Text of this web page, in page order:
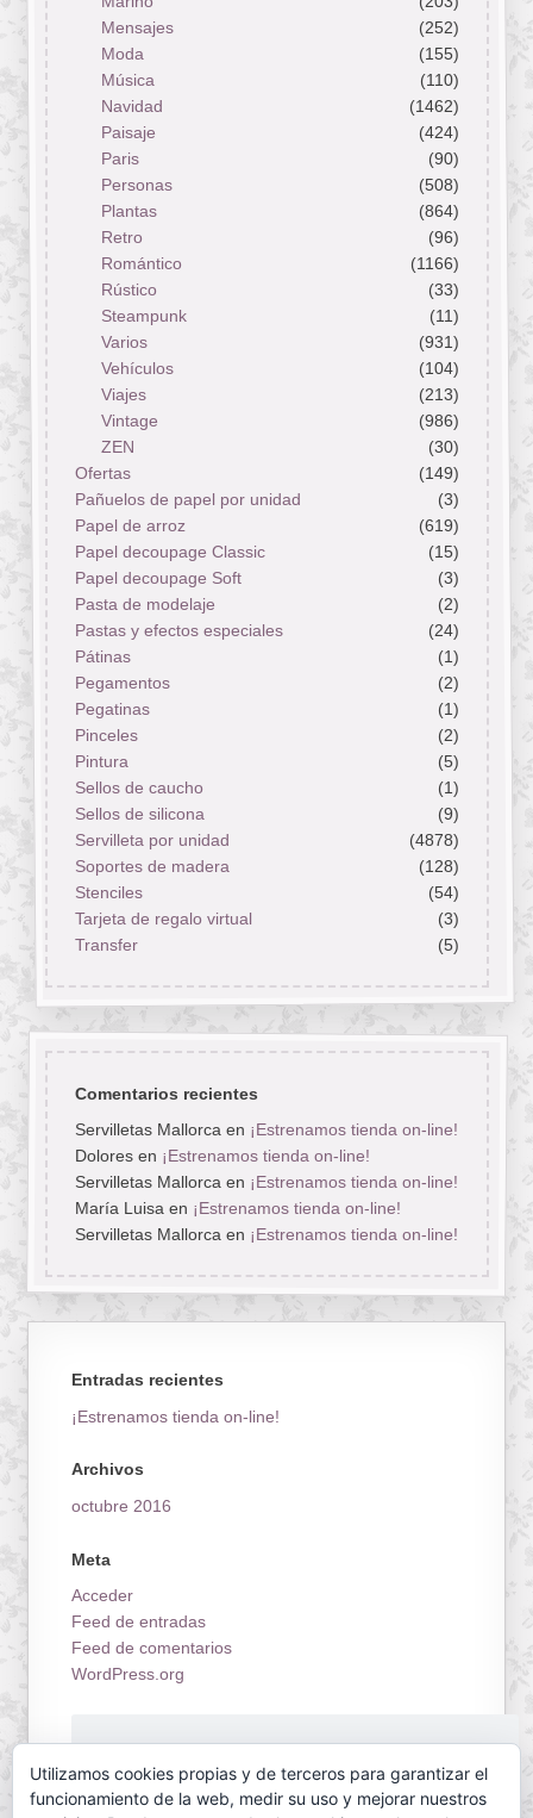
Mensajes
(252)
Moda
(155)
Música
(110)
Navidad
(1462)
Paisaje
(424)
Paris
(90)
Personas
(508)
Plantas
(864)
Retro
(96)
Romántico
(1166)
Rústico
(33)
Steampunk
(11)
Varios
(931)
Vehículos
(104)
Viajes
(213)
Vintage
(986)
ZEN
(30)
Ofertas
(149)
Pañuelos de papel por unidad
(3)
Papel de arroz
(619)
Papel decoupage Classic
(15)
Papel decoupage Soft
(3)
Pasta de modelaje
(2)
Pastas y efectos especiales
(24)
Pátinas
(1)
Pegamentos
(2)
Pegatinas
(1)
Pinceles
(2)
Pintura
(5)
Sellos de caucho
(1)
Sellos de silicona
(9)
Servilleta por unidad
(4878)
Soportes de madera
(128)
Stenciles
(54)
Tarjeta de regalo virtual
(3)
Transfer
(5)
Comentarios recientes
Servilletas Mallorcaen ¡Estrenamos tienda on-line!
Doloresen ¡Estrenamos tienda on-line!
Servilletas Mallorcaen ¡Estrenamos tienda on-line!
María Luisaen ¡Estrenamos tienda on-line!
Servilletas Mallorcaen ¡Estrenamos tienda on-line!
Entradas recientes
¡Estrenamos tienda on-line!
Archivos
octubre 2016
Meta
Acceder
Feed de entradas
Feed de comentarios
WordPress.org
Utilizamos cookies propias y de terceros para garantizar el
funcionamiento de la web, medir su uso y mejorar nuestros